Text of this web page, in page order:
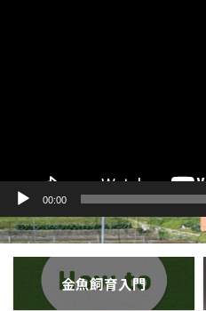
00:00
金魚飼育入門